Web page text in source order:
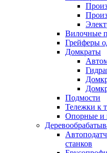
Вилочные
Грейферы
Домкраты
Подмости
Тележки к
Опорные и
станков